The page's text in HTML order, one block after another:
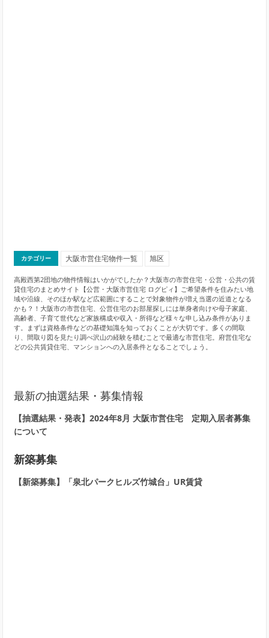
カテゴリー 大阪市営住宅物件一覧 旭区
高殿西第2団地の物件情報はいかがでしたか？大阪市の市営住宅・公営・公共の賃
貸住宅のまとめサイト【公営・大阪市営住宅 ログピィ】ご希望条件を住みたい地
域や沿線、そのほか駅など広範囲にすることで対象物件が増え当選の近道となる
かも？！大阪市の市営住宅、公営住宅のお部屋探しには単身者向けや母子家庭、
高齢者、子育て世代など家族構成や収入・所得など様々な申し込み条件がありま
す。まずは資格条件などの基礎知識を知っておくことが大切です。多くの間取
り、間取り図を見たり調べ沢山の経験を積むことで最適な市営住宅。府営住宅な
どの公共賃貸住宅、マンションへの入居条件となることでしょう。
最新の抽選結果・募集情報
【抽選結果・発表】2024年8月 大阪市営住宅 定期入居者募集
について
新築募集
【新築募集】「泉北パークヒルズ竹城台」UR賃貸